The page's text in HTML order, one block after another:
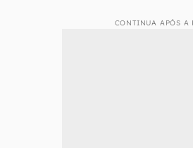
CONTINUA APÓS A